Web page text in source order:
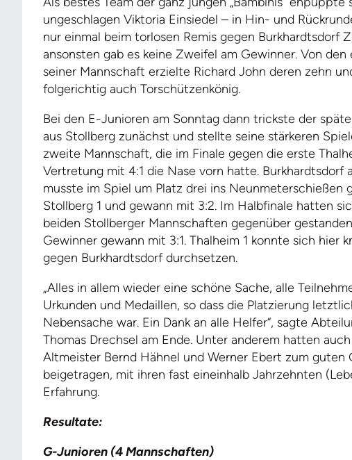
ungeschlagen Viktoria Einsiedel – in Hin- und
nur einmal beim torlosen Remis gegen Burkhardtsdorf
ansonsten gab es keine Zweifel am Gewinner. Von den
seiner Mannschaft erzielte Richard John deren zehn
folgerichtig auch Torschützenkönig.
Bei den E-Junioren am Sonntag dann trickste der
aus Stollberg zunächst und stellte seine stärkeren
zweite Mannschaft, die im Finale gegen die erste
Vertretung mit 4:1 die Nase vorn hatte. Burkhardtsdorf
musste im Spiel um Platz drei ins Neunmeterschießen
Stollberg 1 und gewann mit 3:2. Im Halbfinale hatten
beiden Stollberger Mannschaften gegenüber
Gewinner gewann mit 3:1. Thalheim 1 konnte sich hier
gegen Burkhardtsdorf durchsetzen.
„Alles in allem wieder eine schöne Sache, alle
Urkunden und Medaillen, so dass die Platzierung
Nebensache war. Ein Dank an alle Helfer“, sagte
Thomas Drechsel am Ende. Unter anderem hatten
Altmeister Bernd Hähnel und Werner Ebert zum guten
beigetragen, mit ihren fast eineinhalb Jahrzehnten
Erfahrung.
Resultate:
G-Junioren (4 Mannschaften)